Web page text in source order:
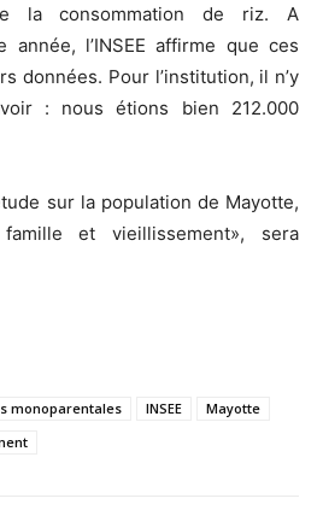
la consommation de riz. A
année, l’INSEE affirme que ces
données. Pour l’institution, il n’y
: nous étions bien 212.000
sur la population de Mayotte,
et vieillissement», sera
monoparentales INSEE
Mayotte